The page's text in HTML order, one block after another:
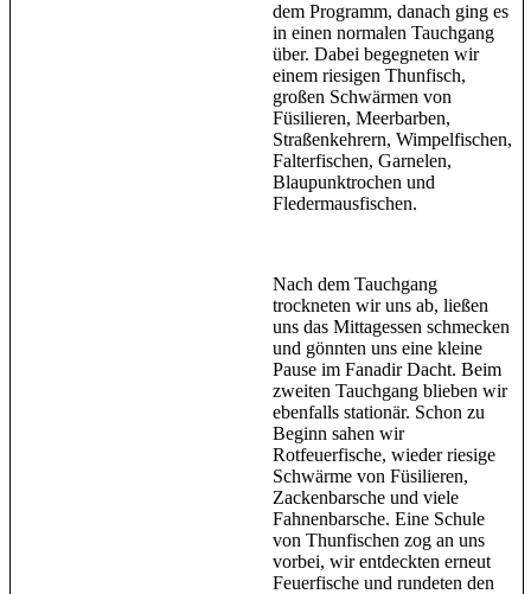
dem Programm, danach ging es
in einen normalen Tauchgang
über. Dabei begegneten wir
einem riesigen Thunfisch,
großen Schwärmen von
Füsilieren, Meerbarben,
Straßenkehrern, Wimpelfischen,
Falterfischen, Garnelen,
Blaupunktrochen und
Fledermausfischen.
Nach dem Tauchgang
trockneten wir uns ab, ließen
uns das Mittagessen schmecken
und gönnten uns eine kleine
Pause im Fanadir Dacht. Beim
zweiten Tauchgang blieben wir
ebenfalls stationär. Schon zu
Beginn sahen wir
Rotfeuerfische, wieder riesige
Schwärme von Füsilieren,
Zackenbarsche und viele
Fahnenbarsche. Eine Schule
von Thunfischen zog an uns
vorbei, wir entdeckten erneut
Feuerfische und rundeten den